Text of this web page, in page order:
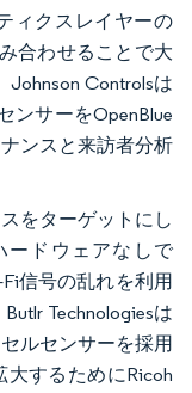
ィクスレイヤーの
合わせることで大
Controlsは
ンサーをOpenBlue
ンスと来訪者分析
をターゲットにし
ードウェアなしで
信号の乱れを利用
Technologiesは
ルセンサーを採用
するためにRicoh